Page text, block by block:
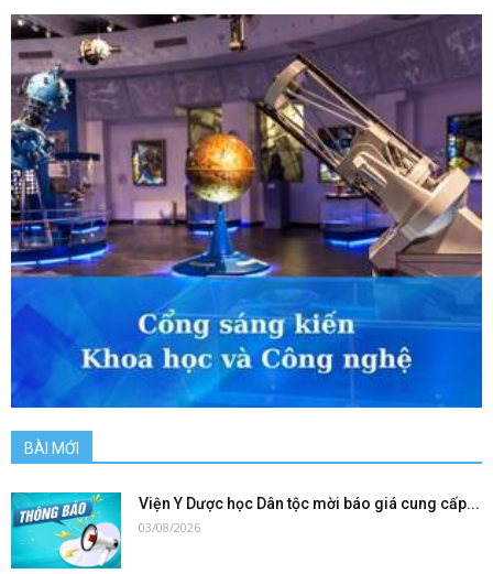
BÀI MỚI
Viện Y Dược học Dân tộc mời báo giá cung cấp...
03/08/2026